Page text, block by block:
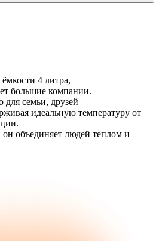
4 литра,
большие компании.
для семьи, друзей
идеальную температуру от
объединяет людей теплом и